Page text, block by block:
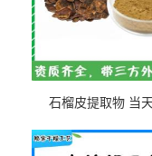
石榴皮提取物 当